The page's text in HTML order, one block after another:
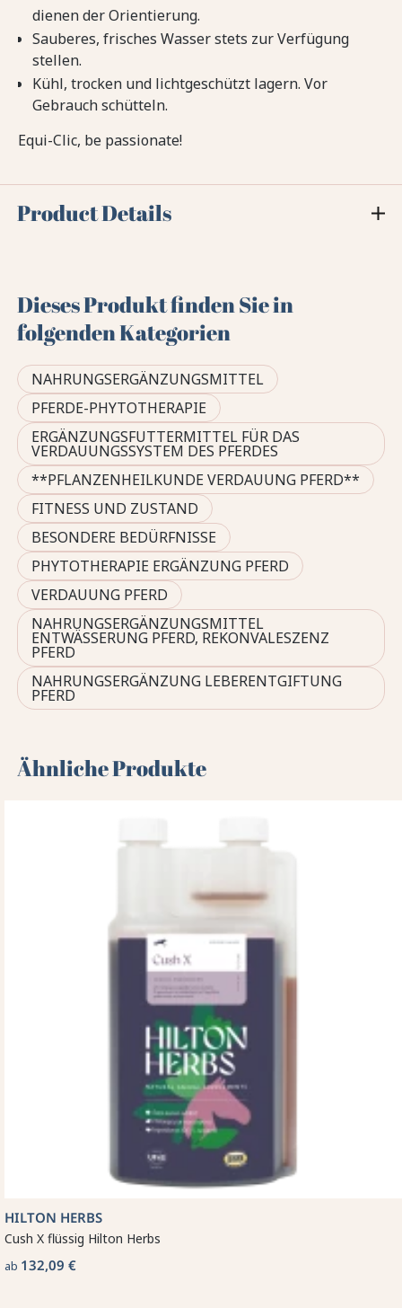
dienen der Orientierung.
Sauberes, frisches Wasser stets zur Verfügung
stellen.
Kühl, trocken und lichtgeschützt lagern. Vor
Gebrauch schütteln.
Equi-Clic, be passionate!
Product Details
Dieses Produkt finden Sie in
folgenden Kategorien
NAHRUNGSERGÄNZUNGSMITTEL
PFERDE-PHYTOTHERAPIE
ERGÄNZUNGSFUTTERMITTEL FÜR DAS
VERDAUUNGSSYSTEM DES PFERDES
**PFLANZENHEILKUNDE VERDAUUNG PFERD**
FITNESS UND ZUSTAND
BESONDERE BEDÜRFNISSE
PHYTOTHERAPIE ERGÄNZUNG PFERD
VERDAUUNG PFERD
NAHRUNGSERGÄNZUNGSMITTEL
ENTWÄSSERUNG PFERD, REKONVALESZENZ
PFERD
NAHRUNGSERGÄNZUNG LEBERENTGIFTUNG
PFERD
Ähnliche Produkte
HILTON HERBS
Cush X flüssig Hilton Herbs
ab 132,09 €